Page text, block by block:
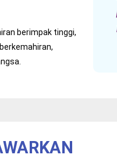
berimpak tinggi,